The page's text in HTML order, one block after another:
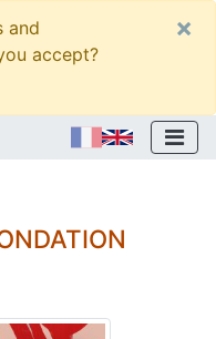
and
accept?
×